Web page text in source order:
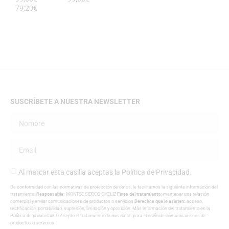
79,20€
SUSCRÍBETE A NUESTRA NEWSLETTER
Al marcar esta casilla aceptas la Política de Privacidad
De conformidad con las normativas de protección de datos, le facilitamos la siguiente información del
tratamiento: Responsable: MONTSE SIERCO CHELIZ Fines del tratamiento: mantener una relación
comercial y enviar comunicaciones de productos o servicios Derechos que le asisten: acceso,
rectificación, portabilidad, supresión, limitación y oposición. Más información del tratamiento en la
Política de privacidad . O Acepto el tratamiento de mis datos para el envío de comunicaciones de
productos o servicios.